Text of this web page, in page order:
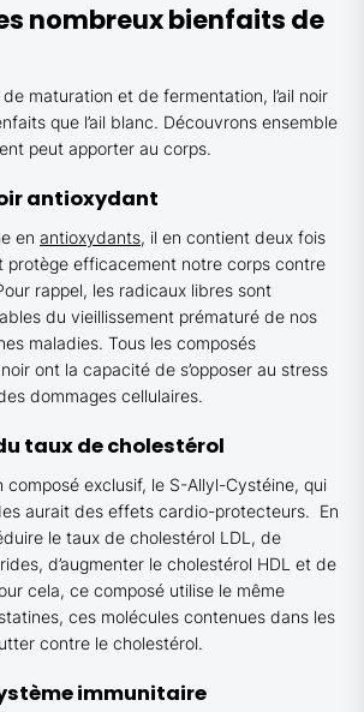
nombreux bienfaits de
maturation et de fermentation, l’ail noir
que l’ail blanc. Découvrons ensemble
peut apporter au corps.
antioxydant
en antioxydants, il en contient deux fois
protège efficacement notre corps contre
rappel, les radicaux libres sont
du vieillissement prématuré de nos
maladies. Tous les composés
ont la capacité de s’opposer au stress
dommages cellulaires.
taux de cholestérol
composé exclusif, le S-Allyl-Cystéine, qui
aurait des effets cardio-protecteurs. En
le taux de cholestérol LDL, de
d’augmenter le cholestérol HDL et de
cela, ce composé utilise le même
ces molécules contenues dans les
contre le cholestérol.
immunitaire